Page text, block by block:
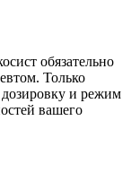
обязательно
Только
и режим
вашего